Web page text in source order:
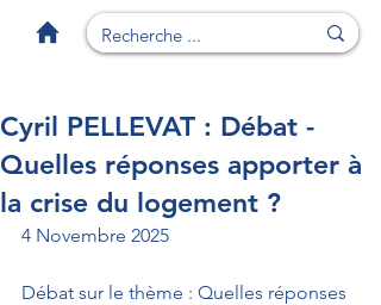
Cyril PELLEVAT : Débat -
Quelles réponses apporter à
la crise du logement ?
4 Novembre 2025
Débat sur le thème : Quelles réponses